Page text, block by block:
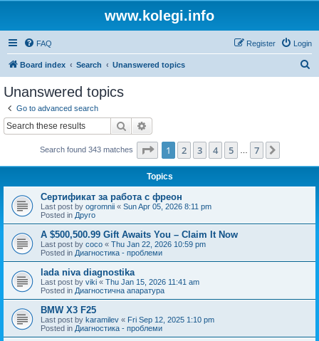
www.kolegi.info
FAQ Login
Register
Board index Search Unanswered topics
Unanswered topics
Go to advanced search
Search
Search found 343 matches Page 1of 7
1 2 3 4 5 7
Topics
Сертификат за работа с фреон
Last post by ogromnii « Sun Apr 05, 2026 8:11 pm
Posted in Друго
A $500,500.99 Gift Awaits You – Claim It Now
Last post by coco « Thu Jan 22, 2026 10:59 pm
Posted in Диагностика - проблеми
lada niva diagnostika
Last post by viki « Thu Jan 15, 2026 11:41 am
Posted in Диагностична апаратура
BMW X3 F25
Last post by karamilev « Fri Sep 12, 2025 1:10 pm
Posted in Диагностика - проблеми